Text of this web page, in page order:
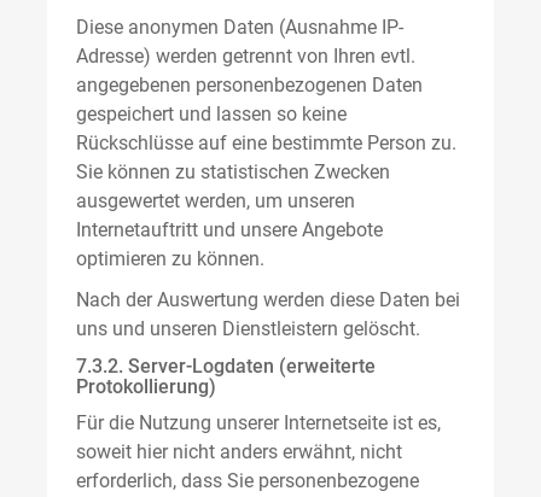
Diese anonymen Daten (Ausnahme IP-
Adresse) werden getrennt von Ihren evtl.
angegebenen personenbezogenen Daten
gespeichert und lassen so keine
Rückschlüsse auf eine bestimmte Person zu.
Sie können zu statistischen Zwecken
ausgewertet werden, um unseren
Internetauftritt und unsere Angebote
optimieren zu können.
Nach der Auswertung werden diese Daten bei
uns und unseren Dienstleistern gelöscht.
7.3.2. Server-Logdaten (erweiterte
Protokollierung)
Für die Nutzung unserer Internetseite ist es,
soweit hier nicht anders erwähnt, nicht
erforderlich, dass Sie personenbezogene